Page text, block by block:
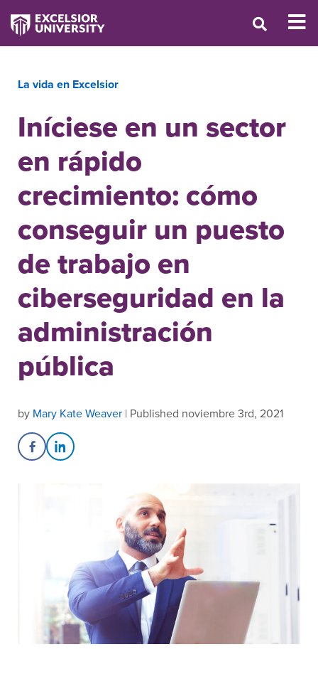
La vida en Excelsior
Iníciese en un sector
en rápido
crecimiento: cómo
conseguir un puesto
de trabajo en
ciberseguridad en la
administración
pública
by Mary Kate Weaver | Published noviembre 3rd, 2021
Share on Facebook
Share on LinkedIn